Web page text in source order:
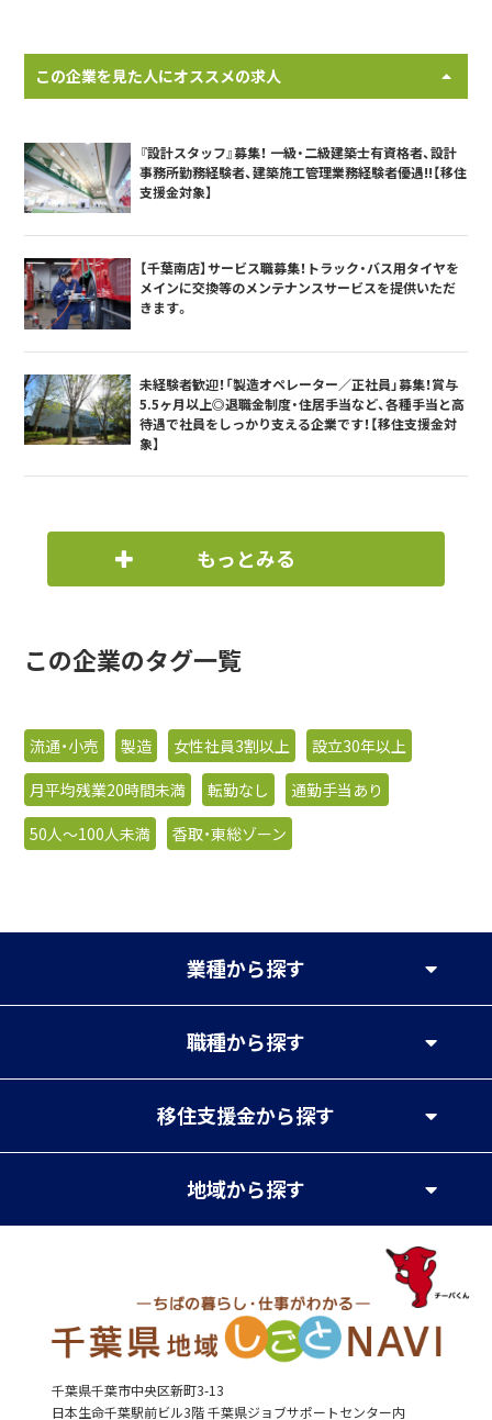
この企業を見た人にオススメの求人
『設計スタッフ』募集！ 一級・二級建築士有資格者、設計
事務所勤務経験者、建築施工管理業務経験者優遇!!【移住
支援金対象】
【千葉南店】サービス職募集！トラック・バス用タイヤを
メインに交換等のメンテナンスサービスを提供いただ
きます。
未経験者歓迎！「製造オペレーター／正社員」募集！賞与
5.5ヶ月以上◎退職金制度・住居手当など、各種手当と高
待遇で社員をしっかり支える企業です！【移住支援金対
象】
もっとみる
この企業のタグ一覧
流通・小売 製造 女性社員3割以上
設立30年以上
月平均残業20時間未満
転勤なし
通勤手当あり
50人〜100人未満
香取・東総ゾーン
業種から探す
職種から探す
移住支援金から探す
地域から探す
千葉県千葉市中央区新町3-13
日本生命千葉駅前ビル3階 千葉県ジョブサポートセンター内